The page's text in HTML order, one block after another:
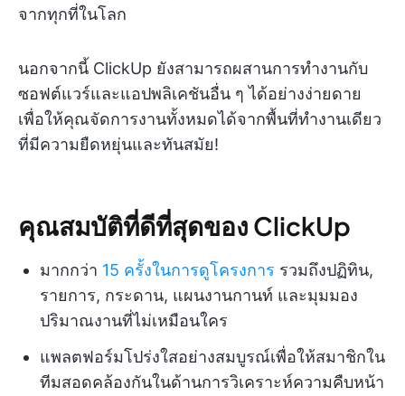
จากทุกที่ในโลก
นอกจากนี้ ClickUp ยังสามารถผสานการทำงานกับ
ซอฟต์แวร์และแอปพลิเคชันอื่น ๆ ได้อย่างง่ายดาย
เพื่อให้คุณจัดการงานทั้งหมดได้จากพื้นที่ทำงานเดียว
ที่มีความยืดหยุ่นและทันสมัย!
คุณสมบัติที่ดีที่สุดของ ClickUp
มากกว่า 15 ครั้งในการดูโครงการ รวมถึงปฏิทิน,
รายการ, กระดาน, แผนงานกานท์ และมุมมอง
ปริมาณงานที่ไม่เหมือนใคร
แพลตฟอร์มโปร่งใสอย่างสมบูรณ์เพื่อให้สมาชิกใน
ทีมสอดคล้องกันในด้านการวิเคราะห์ความคืบหน้า